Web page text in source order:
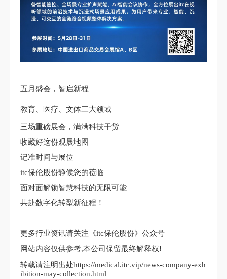
五月盛会，智启新程
教育、医疗、文体三大领域
三场重磅展会，满满科技干货
收藏好这份观展地图
记准时间与展位
itc保伦股份静候您的莅临
面对面解锁智慧科技的无限可能
共赴数字化转型新征程！
更多行业资讯请关注《itc保伦股份》公众号
网站内容仅供参考,本公司保留最终解释权!
转载请注明出处https://medical.itc.vip/news-company-exh
ibition-may-collection.html